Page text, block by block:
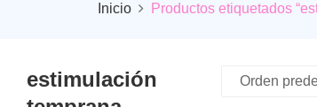
Inicio Productos etiquetados
estimulación